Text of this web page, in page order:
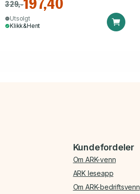
329,-197,40
Utsolgt
Klikk&Hent
Kundefordeler
Om ARK-venn
ARK leseapp
Om ARK-bedriftsvenn